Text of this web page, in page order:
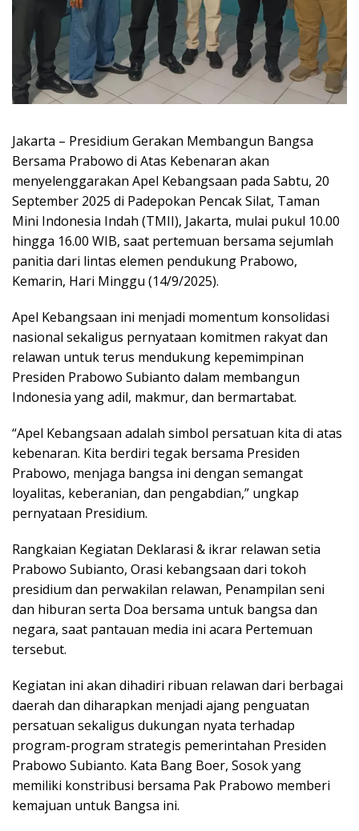
Jakarta – Presidium Gerakan Membangun Bangsa
Bersama Prabowo di Atas Kebenaran akan
menyelenggarakan Apel Kebangsaan pada Sabtu, 20
September 2025 di Padepokan Pencak Silat, Taman
Mini Indonesia Indah (TMII), Jakarta, mulai pukul 10.00
hingga 16.00 WIB, saat pertemuan bersama sejumlah
panitia dari lintas elemen pendukung Prabowo,
Kemarin, Hari Minggu (14/9/2025).
Apel Kebangsaan ini menjadi momentum konsolidasi
nasional sekaligus pernyataan komitmen rakyat dan
relawan untuk terus mendukung kepemimpinan
Presiden Prabowo Subianto dalam membangun
Indonesia yang adil, makmur, dan bermartabat.
“Apel Kebangsaan adalah simbol persatuan kita di atas
kebenaran. Kita berdiri tegak bersama Presiden
Prabowo, menjaga bangsa ini dengan semangat
loyalitas, keberanian, dan pengabdian,” ungkap
pernyataan Presidium.
Rangkaian Kegiatan Deklarasi & ikrar relawan setia
Prabowo Subianto, Orasi kebangsaan dari tokoh
presidium dan perwakilan relawan, Penampilan seni
dan hiburan serta Doa bersama untuk bangsa dan
negara, saat pantauan media ini acara Pertemuan
tersebut.
Kegiatan ini akan dihadiri ribuan relawan dari berbagai
daerah dan diharapkan menjadi ajang penguatan
persatuan sekaligus dukungan nyata terhadap
program-program strategis pemerintahan Presiden
Prabowo Subianto. Kata Bang Boer, Sosok yang
memiliki konstribusi bersama Pak Prabowo memberi
kemajuan untuk Bangsa ini.